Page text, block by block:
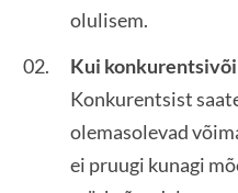
olulisem.
Kui
Konkurentsist
olemasolevad
ei pruugi kunagi